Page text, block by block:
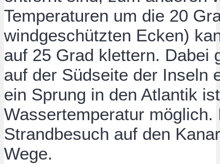
Temperaturen um die 20
windgeschützten Ecken)
auf 25 Grad klettern. Dabei
auf der Südseite der Inseln
ein Sprung in den Atlantik
Wassertemperatur
Strandbesuch auf den
Wege.